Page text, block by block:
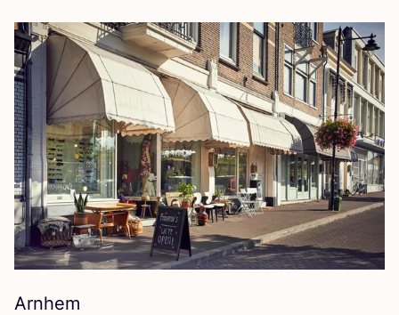
Arnhem